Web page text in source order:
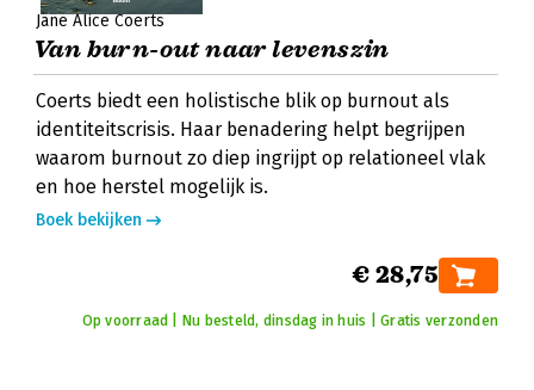
Jane Alice Coerts
Van burn-out naar levenszin
Coerts biedt een holistische blik op burnout als
identiteitscrisis. Haar benadering helpt begrijpen
waarom burnout zo diep ingrijpt op relationeel vlak
en hoe herstel mogelijk is.
Boek bekijken
€ 28,75
Op voorraad | Nu besteld, dinsdag in huis | Gratis verzonden